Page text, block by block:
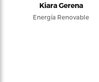
Kiara Gerena
Energía Renovable